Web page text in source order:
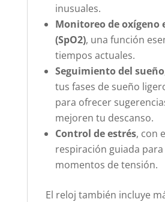
inusuales.
Monitoreo de oxígeno
(SpO2), una función
tiempos actuales.
Seguimiento del sueño
tus fases de sueño
para ofrecer
mejoren tu descanso.
Control de estrés, con
respiración guiada
momentos de tensión.
El reloj también incluye